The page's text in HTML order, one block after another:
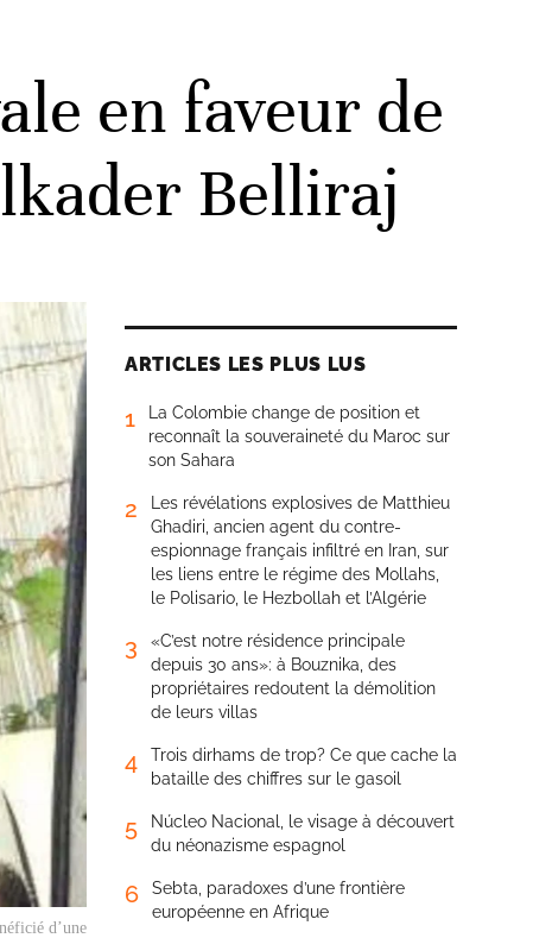
en faveur de
Belliraj
d’une
ARTICLES LES PLUS LUS
1
La Colombie change de position et
reconnaît la souveraineté du Maroc sur
son Sahara
2
Les révélations explosives de Matthieu
Ghadiri, ancien agent du contre-
espionnage français infiltré en Iran, sur
les liens entre le régime des Mollahs,
le Polisario, le Hezbollah et l’Algérie
3
«C’est notre résidence principale
depuis 30 ans»: à Bouznika, des
propriétaires redoutent la démolition
de leurs villas
4
Trois dirhams de trop? Ce que cache la
bataille des chiffres sur le gasoil
5
Núcleo Nacional, le visage à découvert
du néonazisme espagnol
6
Sebta, paradoxes d’une frontière
européenne en Afrique